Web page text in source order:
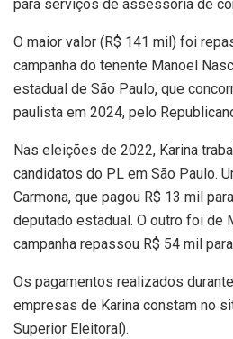
para serviços de assessoria de
O maior valor (R$ 141 mil) foi
campanha do tenente Manoel
estadual de São Paulo, que
paulista em 2024, pelo
Nas eleições de 2022, Karina
candidatos do PL em São Paulo.
Carmona, que pagou R$ 13 mil
deputado estadual. O outro foi de
campanha repassou R$ 54 mil
Os pagamentos realizados
empresas de Karina constam no
Superior Eleitoral).